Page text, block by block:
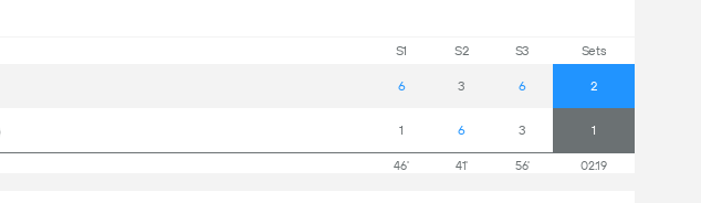
S1 S2 S3 Sets
6 3 6 2
1 6 3 1
46' 41' 56' 02:19